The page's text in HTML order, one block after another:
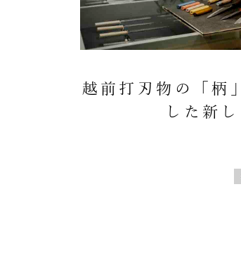
越前打刃物の「柄
した新